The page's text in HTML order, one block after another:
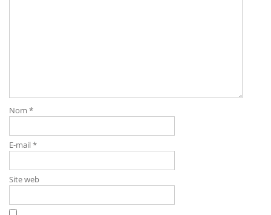
Nom *
E-mail*
Site web